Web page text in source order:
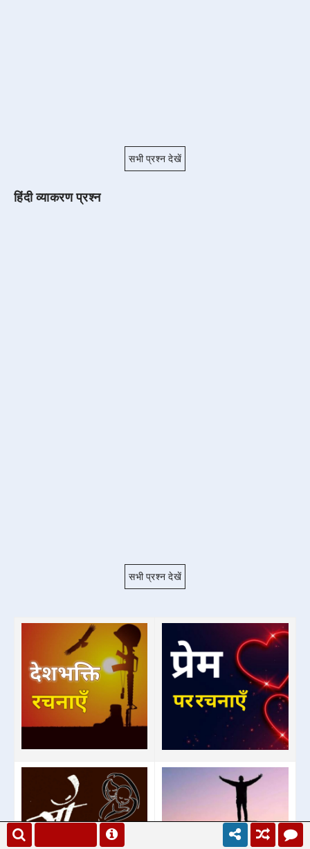
सभी प्रश्न देखें
हिंदी व्याकरण प्रश्न
सभी प्रश्न देखें